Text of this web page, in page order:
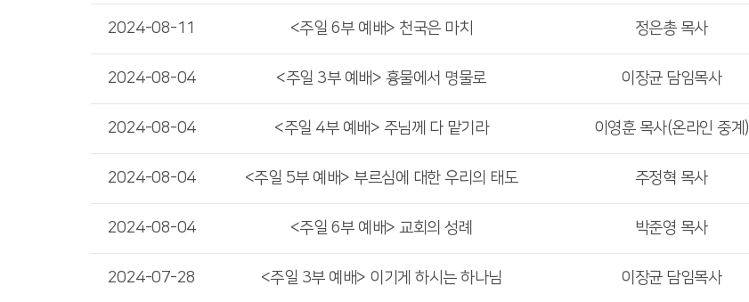
2024-08-11 <주일 6부 예배> 천국은 마치 정은총 목사
2024-08-04 <주일 3부 예배> 흉물에서 명물로 이장균 담임목사
2024-08-04 <주일 4부 예배> 주님께 다 맡기라 이영훈 목사(온라인 중계)
2024-08-04 <주일 5부 예배> 부르심에 대한 우리의 태도 주정혁 목사
2024-08-04 <주일 6부 예배> 교회의 성례 박준영 목사
2024-07-28 <주일 3부 예배> 이기게 하시는 하나님 이장균 담임목사